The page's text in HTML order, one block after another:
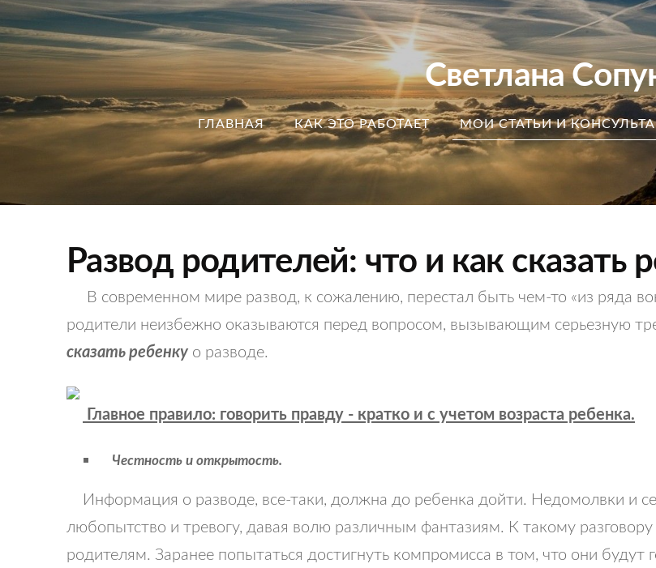
Светлана
ГЛАВНАЯ КАК ЭТО РАБОТАЕТ МОИ СТАТЬИ И
Развод родителей: что и как сказать
В современном мире развод, к сожалению, перестал быть чем-то «из ряда
родители неизбежно оказываются перед вопросом, вызывающим серьезную
сказать ребенку о разводе.
Главное правило: говорить правду - кратко и с учетом возраста ребенка.
Честность и открытость.
Информация о разводе, все-таки, должна до ребенка дойти. Недомолвки и
любопытство и тревогу, давая волю различным фантазиям. К такому
родителям. Заранее попытаться достигнуть компромисса в том, что они будут